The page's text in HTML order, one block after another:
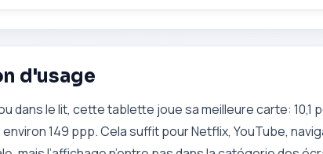
d'usage
dans le lit, cette tablette joue sa meilleure carte: 10,1
environ 149 ppp. Cela suffit pour Netflix, YouTube,